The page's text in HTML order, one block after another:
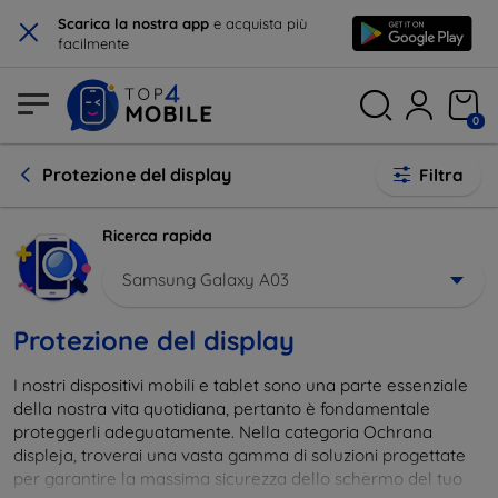
× Scarica la nostra app e acquista più
facilmente
0
Protezione del display Filtra
Ricerca rapida
Samsung Galaxy A03
Protezione del display
I nostri dispositivi mobili e tablet sono una parte essenziale
della nostra vita quotidiana, pertanto è fondamentale
proteggerli adeguatamente. Nella categoria Ochrana
displeja, troverai una vasta gamma di soluzioni progettate
per garantire la massima sicurezza dello schermo del tuo